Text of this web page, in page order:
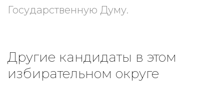
Государственную Думу.
Другие кандидаты в этом
избирательном округе